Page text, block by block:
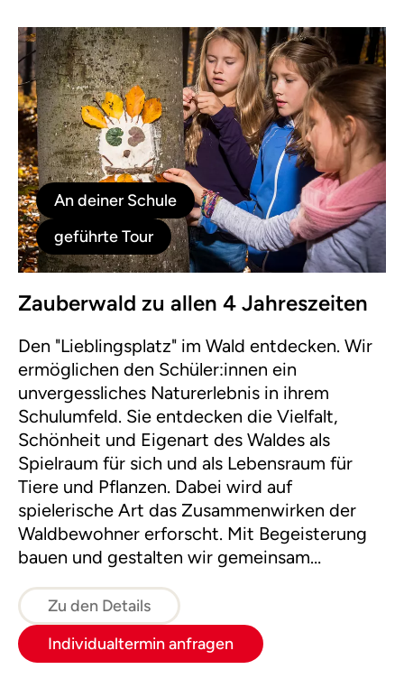
An deiner Schule
geführte Tour
Zauberwald zu allen 4 Jahreszeiten
Den "Lieblingsplatz" im Wald entdecken. Wir
ermöglichen den Schüler:innen ein
unvergessliches Naturerlebnis in ihrem
Schulumfeld. Sie entdecken die Vielfalt,
Schönheit und Eigenart des Waldes als
Spielraum für sich und als Lebensraum für
Tiere und Pflanzen. Dabei wird auf
spielerische Art das Zusammenwirken der
Waldbewohner erforscht. Mit Begeisterung
bauen und gestalten wir gemeinsam
und Waldsofas, auf denen anschließend ein
Waldpicknick genossen wird.
Zu den Details
Individualtermin anfragen